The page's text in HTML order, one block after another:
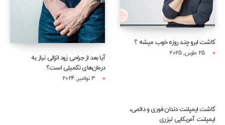
کاشت ابرو چند روزه خوب میشه ؟
25 مارس, 2025
آیا بعد از جراحی زود انزالی نیاز به
درمان‌های تکمیلی است؟
3 نوامبر, 2024
کاشت ایمپلنت دندان فوری و دائمی،
ایمپلنت آمریکایی لیزری